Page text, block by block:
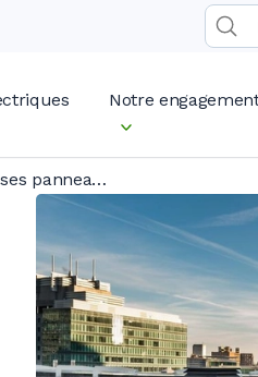
Notre
Bien choisir ses panneaux solaires